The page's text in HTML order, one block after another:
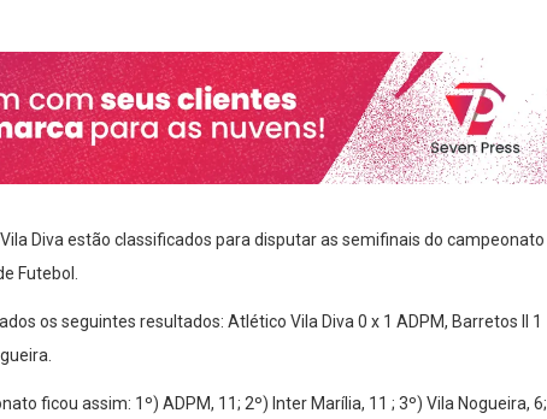
Diva estão classificados para disputar as semifinais do campeonato
Futebol.
os seguintes resultados: Atlético Vila Diva 0 x 1 ADPM, Barretos II 1
ficou assim: 1º) ADPM, 11; 2º) Inter Marília, 11 ; 3º) Vila Nogueira, 6;